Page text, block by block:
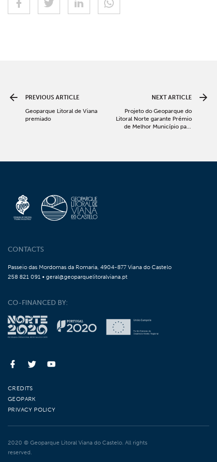
PREVIOUS ARTICLE
Geoparque Litoral de Viana
premiado
NEXT ARTICLE
Projeto do Geoparque do
Litoral Norte garante Prémio
de Melhor Município para
CONTACTS
Passeio das Mordomas da Romaria, 4904-877 Viana do Castelo
258 821 091 • geral@geoparquelitoralviana.pt
CO-FINANCED BY:
CREDITS
GEOPARK
PRIVACY POLICY
2020 © Geoparque Litoral Viana do Castelo. All rights
reserved.